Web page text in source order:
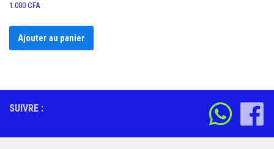
1.000 CFA
Ajouter au panier
SUIVRE :